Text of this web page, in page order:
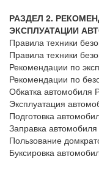
РАЗДЕЛ 2.
ЭКСПЛУАТАЦИИ
Правила техники
Правила техники
Рекомендации по
Рекомендации по
Обкатка автомобиля
Эксплуатация
Подготовка
Заправка
Пользование
Буксировка